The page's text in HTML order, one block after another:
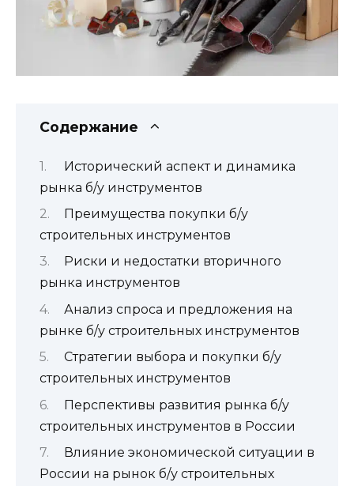
Содержание
Исторический аспект и динамика
рынка б/у инструментов
Преимущества покупки б/у
строительных инструментов
Риски и недостатки вторичного
рынка инструментов
Анализ спроса и предложения на
рынке б/у строительных инструментов
Стратегии выбора и покупки б/у
строительных инструментов
Перспективы развития рынка б/у
строительных инструментов в России
Влияние экономической ситуации в
России на рынок б/у строительных